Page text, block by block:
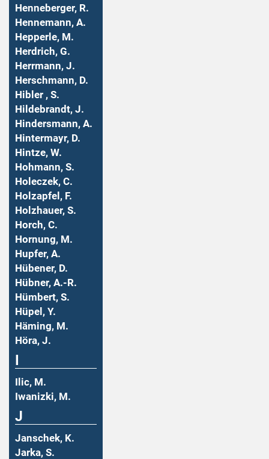
Henneberger, R.
Hennemann, A.
Hepperle, M.
Herdrich, G.
Herrmann, J.
Herschmann, D.
Hibler , S.
Hildebrandt, J.
Hindersmann, A.
Hintermayr, D.
Hintze, W.
Hohmann, S.
Holeczek, C.
Holzapfel, F.
Holzhauer, S.
Horch, C.
Hornung, M.
Hupfer, A.
Hübener, D.
Hübner, A.-R.
Hümbert, S.
Hüpel, Y.
Häming, M.
Höra, J.
Ilic, M.
Iwanizki, M.
J
Janschek, K.
Jarka, S.